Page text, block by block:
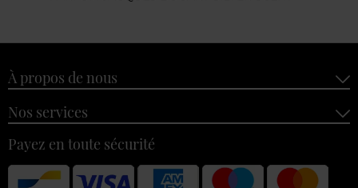
À propos de nous
Nos services
Payez en toute sécurité